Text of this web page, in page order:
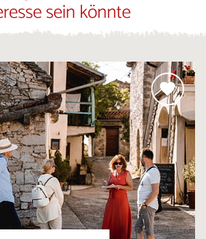
sein könnte